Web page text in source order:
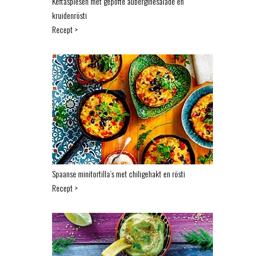
kruidenrösti
Recept >
Spaanse minitortilla’s met chiligehakt en rösti
Recept >